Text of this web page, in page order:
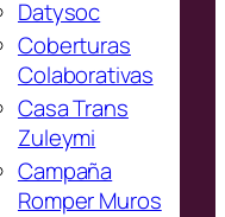
Datysoc
Coberturas
Colaborativas
Casa Trans
Zuleymi
Campaña
Romper Muros